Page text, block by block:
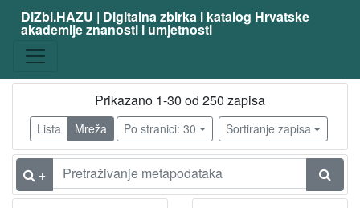
DiZbi.HAZU | Digitalna zbirka i katalog Hrvatske
akademije znanosti i umjetnosti
Prikazano 1-30 od 250 zapisa
Lista Mreža Po stranici: 30 Sortiranje zapisa
+